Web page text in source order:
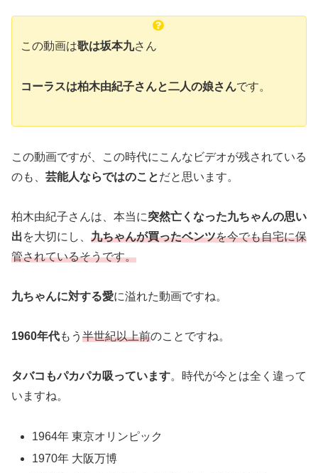
この動画は歌は坂本九さん
コーラスは柏木由紀子さんと二人の娘さんです。
この動画ですが、この時代にこんなビデオが残されている
のも、 芸能人ならではのことだと思います。
柏木由紀子さんは、本当に突然亡くなった九ちゃんの思い
出を大切にし、 九ちゃんが買ったベンツを今でも自宅に保
管されているそうです。
九ちゃんに対する愛に溢れた動画ですね。
1960年代もう 半世紀以上前のことですね。
タバコもパカパカ吸っています。時代が今とは全く違って
いますね。
1964年 東京オリンピック
1970年 大阪万博